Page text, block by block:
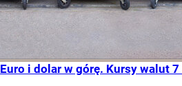
Euro i dolar w górę. Kursy walut